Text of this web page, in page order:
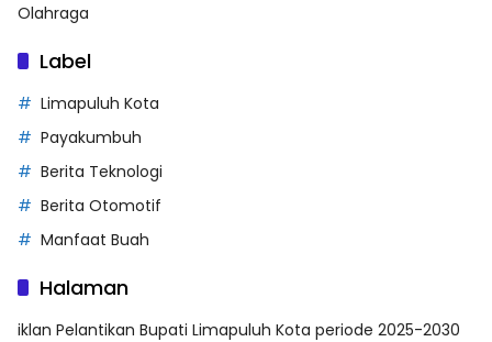
Olahraga
Label
Limapuluh Kota
Payakumbuh
Berita Teknologi
Berita Otomotif
Manfaat Buah
Halaman
iklan Pelantikan Bupati Limapuluh Kota periode 2025-2030